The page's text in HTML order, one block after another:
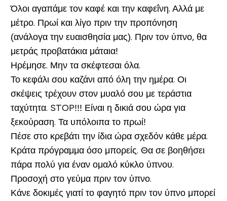
Όλοι αγαπάμε τον καφέ και την καφεΐνη. Αλλά με
μέτρο. Πρωί και λίγο πριν την προπόνηση
(ανάλογα την ευαισθησία μας). Πριν τον ύπνο, θα
μετράς προβατάκια μάταια!
Ηρέμησε. Μην τα σκέφτεσαι όλα.
Το κεφάλι σου καζάνι από όλη την ημέρα. Οι
σκέψεις τρέχουν στον μυαλό σου με τεράστια
ταχύτητα. STOP!!! Είναι η δικιά σου ώρα για
ξεκούραση. Τα υπόλοιπα το πρωί!
Πέσε στο κρεβάτι την ίδια ώρα σχεδόν κάθε μέρα.
Κράτα πρόγραμμα όσο μπορείς. Θα σε βοηθήσει
πάρα πολύ για έναν ομαλό κύκλο ύπνου.
Προσοχή στο γεύμα πριν τον ύπνο.
Κάνε δοκιμές γιατί το φαγητό πριν τον ύπνο μπορεί